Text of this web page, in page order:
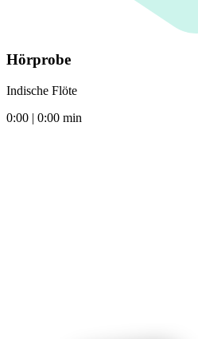
Hörprobe
Indische Flöte
0:00 | 0:00 min